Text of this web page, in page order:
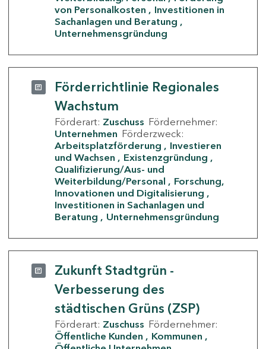
von Personalkosten
Investitionen in
Sachanlagen und Beratung
Unternehmensgründung
Förderrichtlinie Regionales
Wachstum
Förderart: Zuschuss Fördernehmer:
Unternehmen Förderzweck:
Arbeitsplatzförderung
Investieren
und Wachsen
Existenzgründung
Qualifizierung/Aus- und
Weiterbildung/Personal
Forschung,
Innovationen und Digitalisierung
Investitionen in Sachanlagen und
Beratung
Unternehmensgründung
Zukunft Stadtgrün -
Verbesserung des
städtischen Grüns (ZSP)
Förderart: Zuschuss Fördernehmer:
Öffentliche Kunden
Kommunen